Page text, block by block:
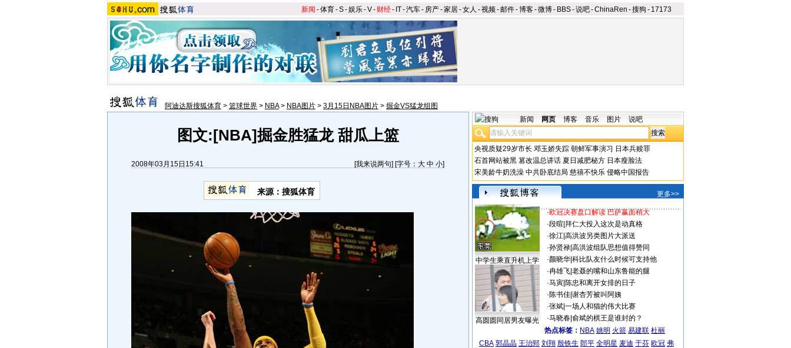
新闻 -体育-S-娱乐-V- 财经- IT-汽车- 房产-家居-女人 -视频-邮件-博客-微博- BBS-说吧-ChinaRen -搜狗 - 17173
阿迪达斯搜狐体育 > 篮球世界 > NBA> NBA图片 > 3月15日NBA图片 > 掘金VS猛龙组图
图文:[NBA]掘金胜猛龙 甜瓜上篮
2008年03月15日15:41 [我来说两句] [字号： 大 中 小]
来源：搜狐体育
新闻 网页 博客 音乐 图片 说吧
央视质疑29岁市长 邓玉娇失踪 朝鲜军事演习 日本兵赎罪
石首网站被黑 篡改温总讲话 夏日减肥秘方 日本瘦脸法
宋美龄牛奶洗澡 中共卧底结局 慈禧不快乐 侵略中国报告
更多>>
中学生乘直升机上学
高圆圆同居男友曝光
·欧冠决赛盘口解读 巴萨赢面稍大
·段暄 拜仁大投入这次是动真格
·徐江| 高洪波另类图片大派送
·孙贤禄| 高洪波组队思想值得赞同
·颜晓华| 科比队友什么时候可支持他
·冉雄飞| 老聂的嘴和山东鲁能的腿
·马寅| 陈忠和离开女排的日子
·陈书佳| 谢杏芳被叫阿姨
·张斌| 一场人和猫的伟大比赛
·马晓春| 俞斌的棋王是谁封的？
热点标签： NBA 姚明 火箭 易建联 杜丽
CBA 郭晶晶 王治郅 刘翔 殷铁生 郎平 全明星 麦迪 于芬 欧冠 弗